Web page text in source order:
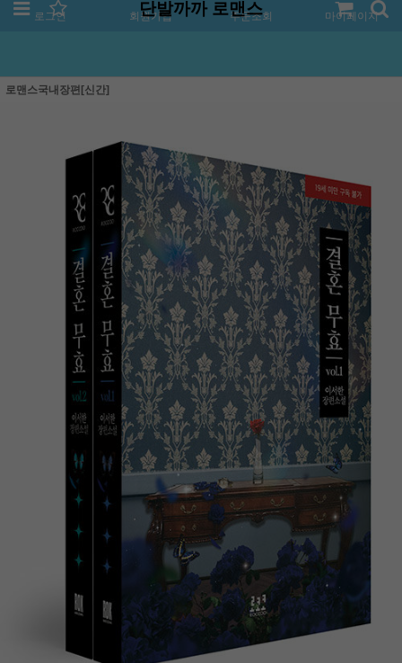
로그인 회원가입 주문조회 마이페이지
단발까까 로맨스
로맨스국내장편[신간]